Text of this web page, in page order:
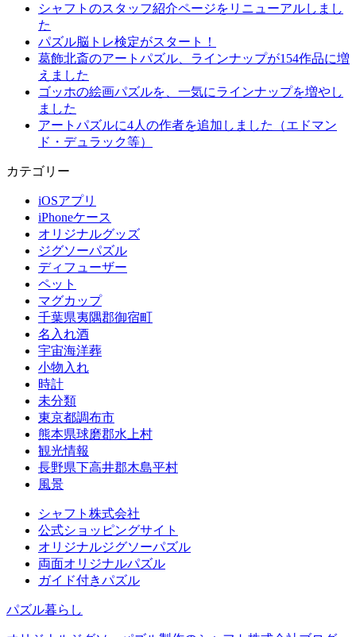
シャフトのスタッフ紹介ページをリニューアルしまし
た
パズル脳トレ検定がスタート！
葛飾北斎のアートパズル、ラインナップが154作品に増
えました
ゴッホの絵画パズルを、一気にラインナップを増やし
ました
アートパズルに4人の作者を追加しました（エドマン
ド・デュラック等）
カテゴリー
iOSアプリ
iPhoneケース
オリジナルグッズ
ジグソーパズル
ディフューザー
ペット
マグカップ
千葉県夷隅郡御宿町
名入れ酒
宇宙海洋葬
小物入れ
時計
未分類
東京都調布市
熊本県球磨郡水上村
観光情報
長野県下高井郡木島平村
風景
シャフト株式会社
公式ショッピングサイト
オリジナルジグソーパズル
両面オリジナルパズル
ガイド付きパズル
パズル暮らし